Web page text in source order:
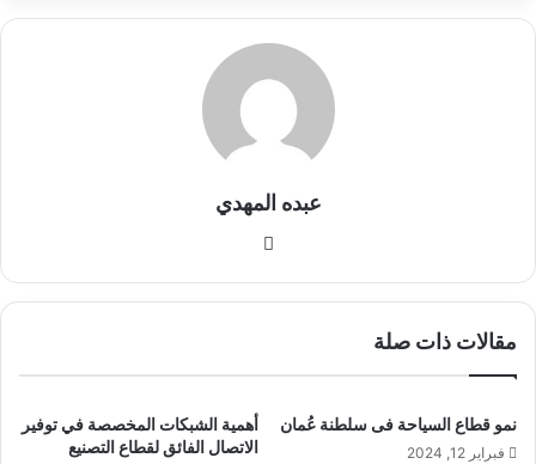
عبده المهدي
الوي
مقالات ذات صلة
نمو قطاع السياحة فى سلطنة عُمان
فبراير 12, 2024
أهمية الشبكات المخصصة في توفير
الاتصال الفائق لقطاع التصنيع